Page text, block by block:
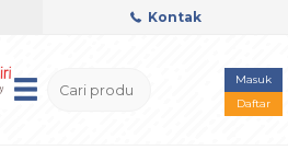
Kontak
Masuk
Daftar